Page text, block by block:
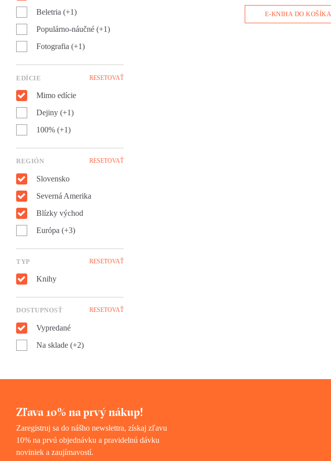
Beletria (+1)
Populárno-náučné (+1)
Fotografia (+1)
EDÍCIE RESETOVAŤ
Mimo edície
Dejiny (+1)
100% (+1)
REGIÓN RESETOVAŤ
Slovensko
Severná Amerika
Blízky východ
Európa (+3)
TYP RESETOVAŤ
Knihy
DOSTUPNOSŤ RESETOVAŤ
Vypredané
Na sklade (+2)
prezidentovi, ktoré nám
E-KNIHA DO KOŠÍKA
Zľava 10% na prvý nákup!
Zaregistruj sa do nášho newslettra, získaj zľavu
10% na prvú objednávku a pravidelnú dávku
noviniek a zaujímavostí.